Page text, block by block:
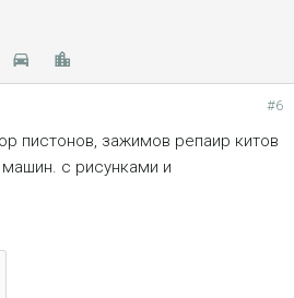
#6
пистонов, зажимов репаир китов
машин. с рисунками и